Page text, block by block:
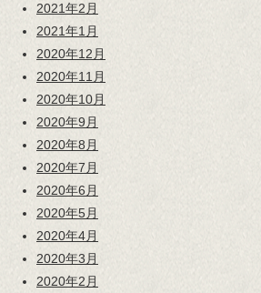
2021年2月
2021年1月
2020年12月
2020年11月
2020年10月
2020年9月
2020年8月
2020年7月
2020年6月
2020年5月
2020年4月
2020年3月
2020年2月